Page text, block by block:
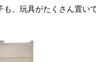
、玩具がたくさん置い